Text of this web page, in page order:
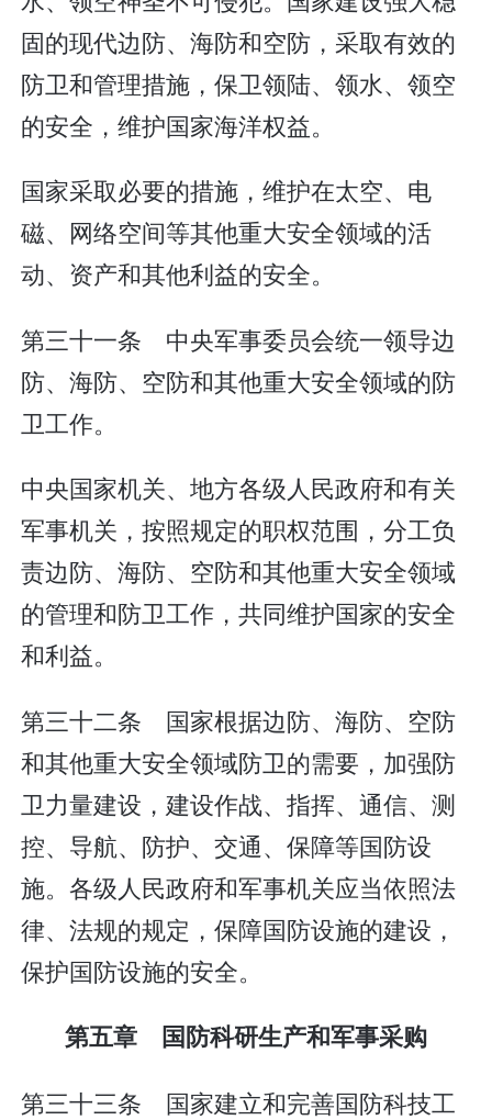
固的现代边防、海防和空防，采取有效的
防卫和管理措施，保卫领陆、领水、领空
的安全，维护国家海洋权益。
国家采取必要的措施，维护在太空、电
磁、网络空间等其他重大安全领域的活
动、资产和其他利益的安全。
第三十一条 中央军事委员会统一领导边
防、海防、空防和其他重大安全领域的防
卫工作。
中央国家机关、地方各级人民政府和有关
军事机关，按照规定的职权范围，分工负
责边防、海防、空防和其他重大安全领域
的管理和防卫工作，共同维护国家的安全
和利益。
第三十二条 国家根据边防、海防、空防
和其他重大安全领域防卫的需要，加强防
卫力量建设，建设作战、指挥、通信、测
控、导航、防护、交通、保障等国防设
施。各级人民政府和军事机关应当依照法
律、法规的规定，保障国防设施的建设，
保护国防设施的安全。
第五章 国防科研生产和军事采购
第三十三条 国家建立和完善国防科技工